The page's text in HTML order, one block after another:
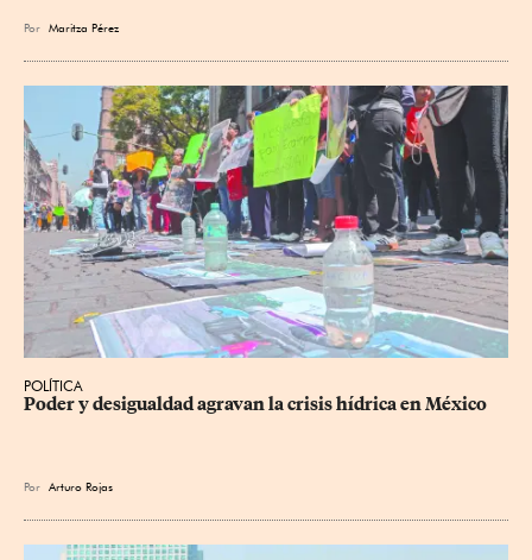
Por Maritza Pérez
POLÍTICA
Poder y desigualdad agravan la crisis hídrica en México
Por Arturo Rojas